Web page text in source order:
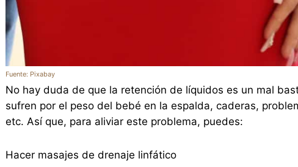
Fuente: Pixabay
No hay duda de que la retención de líquidos es un mal
sufren por el peso del bebé en la espalda, caderas,
etc. Así que, para aliviar este problema, puedes:
Hacer masajes de drenaje linfático